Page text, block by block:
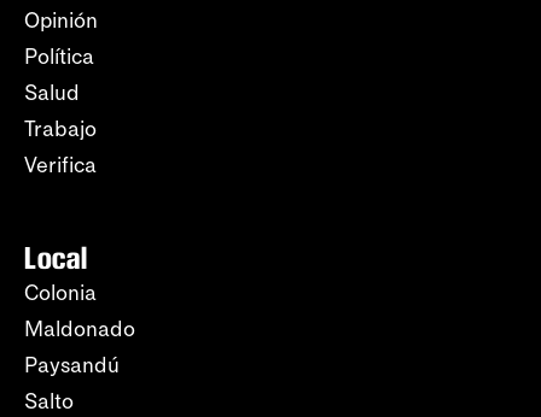
Opinión
Política
Salud
Trabajo
Verifica
Local
Colonia
Maldonado
Paysandú
Salto